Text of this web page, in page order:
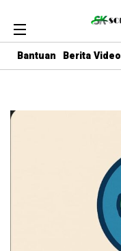
Bantuan Berita Video